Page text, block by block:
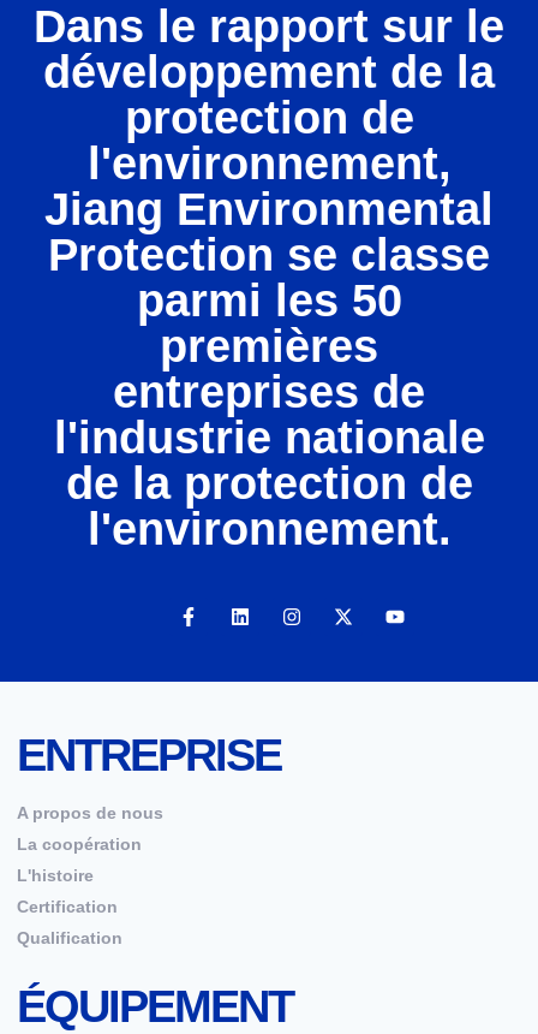
Dans le rapport sur le
développement de la
protection de
l'environnement,
Jiang Environmental
Protection se classe
parmi les 50
premières
entreprises de
l'industrie nationale
de la protection de
l'environnement.
ENTREPRISE
A propos de nous
La coopération
L'histoire
Certification
Qualification
ÉQUIPEMENT